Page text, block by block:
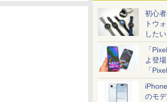
初心
トウ
した
「
よ登
「
のモ